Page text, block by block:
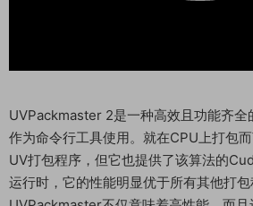
UVPackmaster 2是一种高效且功能齐全
作为命令行工具使用。就在CPU上打包
UV打包程序，但它也提供了该算法的
运行时，它的性能明显优于所有其他打包